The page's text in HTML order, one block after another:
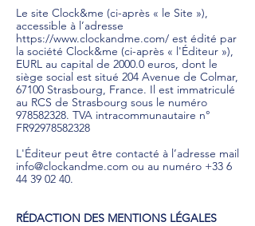
Le site Clock&me (ci-après « le Site »),
accessible à l’adresse
https://www.clockandme.com/ est édité par
la société Clock&me (ci-après « l'Éditeur »),
EURL au capital de 2000.0 euros, dont le
siège social est situé 204 Avenue de Colmar,
67100 Strasbourg, France. Il est immatriculé
au RCS de Strasbourg sous le numéro
978582328. TVA intracommunautaire n°
FR92978582328
L'Éditeur peut être contacté à l’adresse mail
info@clockandme.com ou au numéro +33 6
44 39 02 40.
RÉDACTION DES MENTIONS LÉGALES